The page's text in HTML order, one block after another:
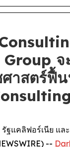
จ
ศาสตร์ฟื้
ฐแคลิฟอร์เนีย แล
--